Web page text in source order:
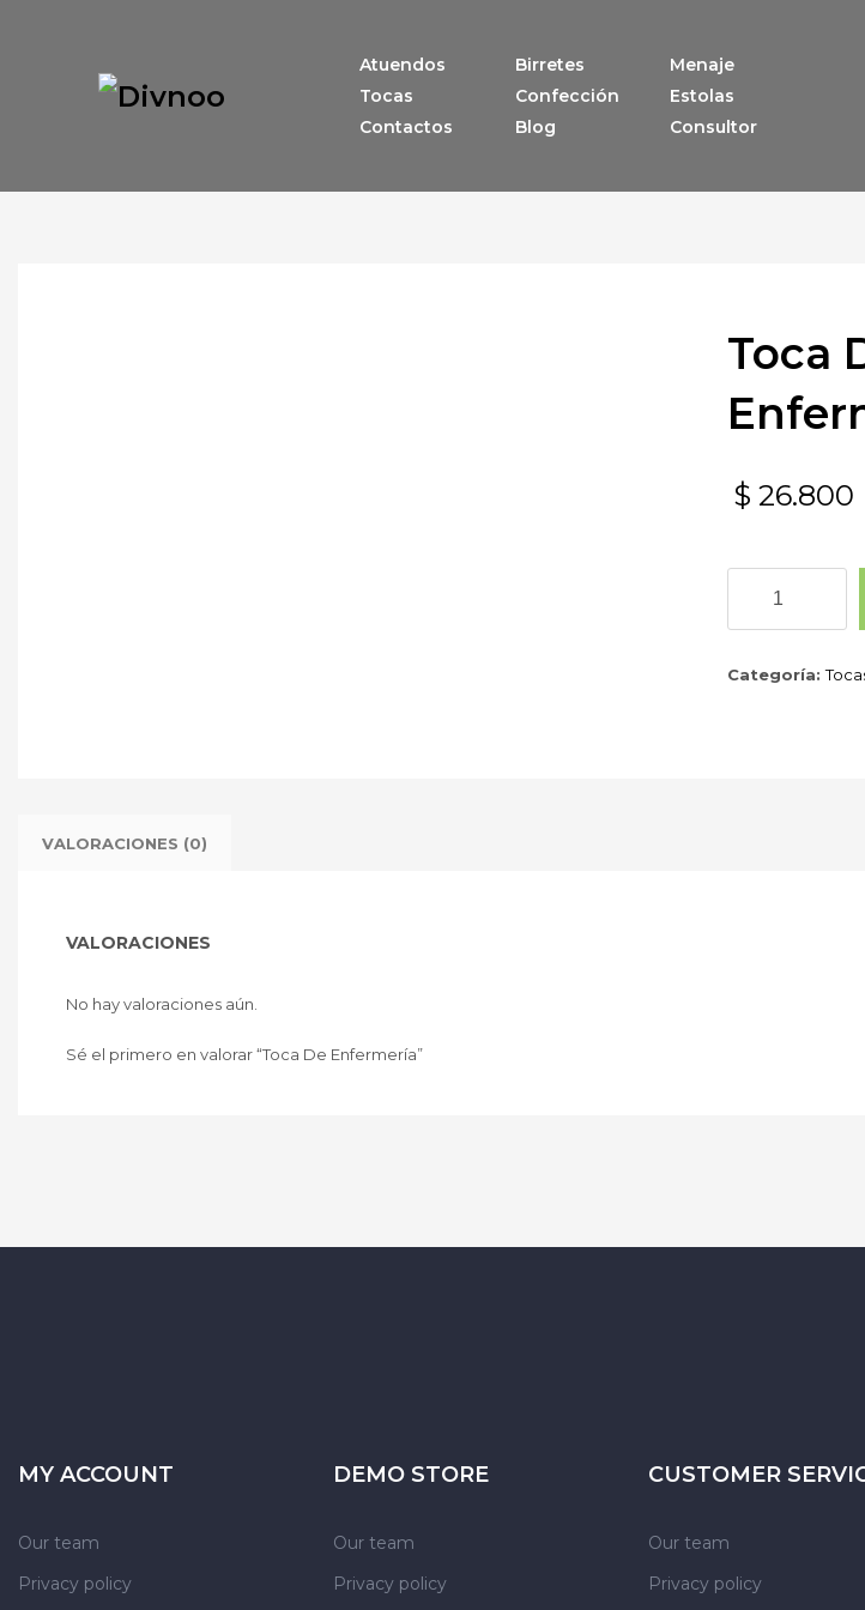
Atuendos Birretes
Menaje
Tocas
Confección
Estolas
Contactos
Blog Consultor
Toca
$ 26.800
Enfermería
Categoría:
VALORACIONES (0)
VALORACIONES
No hay valoraciones aún.
Sé el primero en valorar “Toca De Enfermería”
MY ACCOUNT
Our team
Privacy policy
DEMO STORE
Our team
Privacy policy
CUSTOMER
Our team
Privacy policy